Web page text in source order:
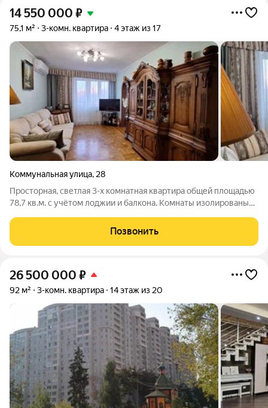
14 550 000 ₽
75,1 м² 3-комн. квартира 4 этаж из 17
Коммунальная улица, 28
Просторная, светлая 3-х комнатная квартира общей площадью
78,7 кв.м. с учётом лоджии и балкона. Комнаты изолированы
панельный, год постройки 1997 г. расположенный в центре
города
Позвонить
26 500 000 ₽
92 м² 3-комн. квартира 14 этаж из 20